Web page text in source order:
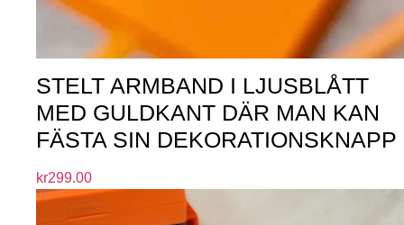
STELT ARMBAND I LJUSBLÅTT
MED GULDKANT DÄR MAN KAN
FÄSTA SIN DEKORATIONSKNAPP
kr299.00